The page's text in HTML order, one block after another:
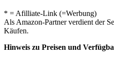
* = Afilliate-Link (=Werbung)
Als Amazon-Partner verdient der
Käufen.
Hinweis zu Preisen und